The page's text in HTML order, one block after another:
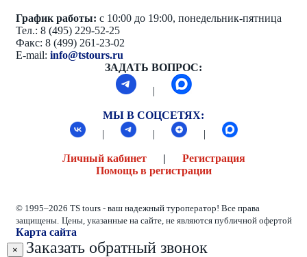
График работы: с 10:00 до 19:00, понедельник-пятница
Тел.: 8 (495) 229-52-25
Факс: 8 (499) 261-23-02
E-mail: info@tstours.ru
ЗАДАТЬ ВОПРОС:
|
МЫ В СОЦСЕТЯХ:
|
| |
Личный кабинет| Регистрация
Помощь в регистрации
© 1995–2026 TS tours - ваш надежный туроператор! Все права
защищены. Цены, указанные на сайте, не являются публичной офертой
Карта сайта
× Заказать обратный звонок